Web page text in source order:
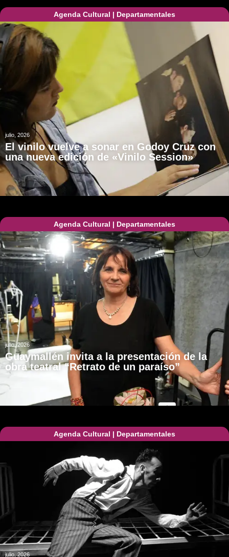
Agenda Cultural | Departamentales
julio, 2026
El vinilo vuelve a sonar en Godoy Cruz con
una nueva edición de «Vinilo Session»
Agenda Cultural | Departamentales
julio, 2026
Guaymallén invita a la presentación de la
obra teatral “Retrato de un paraíso”
Agenda Cultural | Departamentales
julio, 2026